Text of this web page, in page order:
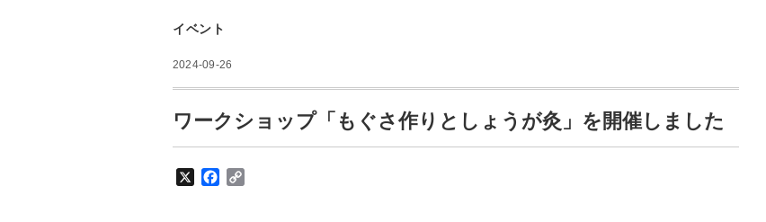
イベント
2024-09-26
ワークショップ「もぐさ作りとしょうが灸」を開催しました
X